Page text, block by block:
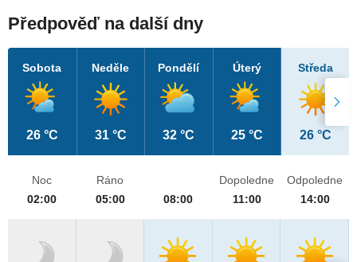
Předpověď na další dny
Sobota
26 °C
Neděle
31 °C
Pondělí
32 °C
Úterý
25 °C
Středa
26 °C
Noc
02:00
Ráno
05:00
08:00
Dopoledne
11:00
Odpoledne
14:00